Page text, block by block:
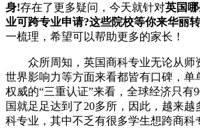
身!存在了更多疑问，今天就针对英国
业可跨专业申请?这些院校等你来华丽
一梳理，希望可以帮助更多的家长！
众所周知，英国商科专业无论从师
世界影响力等方面来看都皆有口碑，单
权威的“三重认证”来看，全球经济只有
国就足足达到了20多所，因此，越来
科专业，其中不乏有很多学生想跨商科